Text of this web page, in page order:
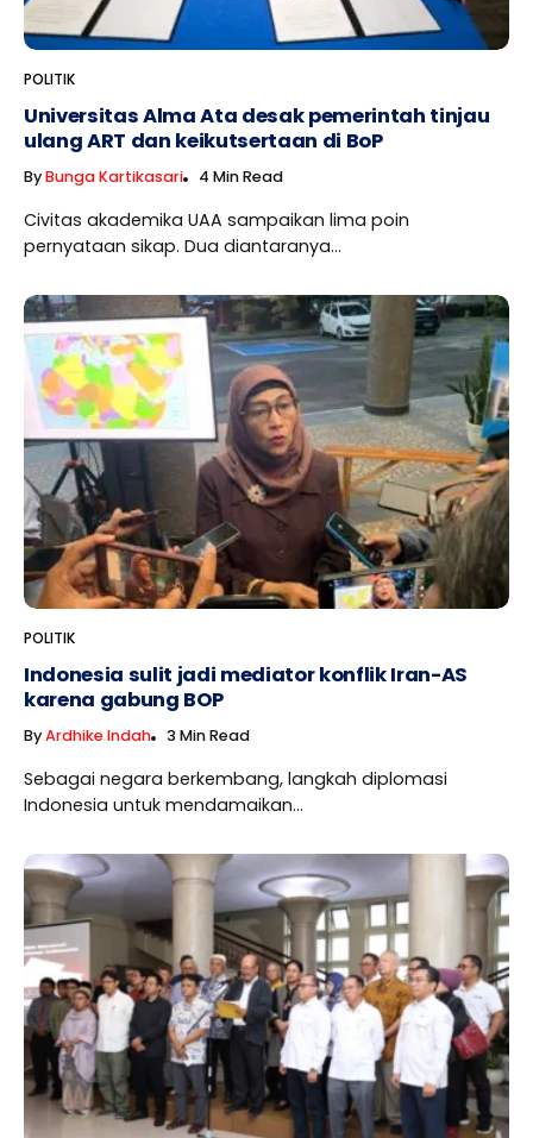
POLITIK
Universitas Alma Ata desak pemerintah tinjau
ulang ART dan keikutsertaan di BoP
ByBunga Kartikasari 4 Min Read
Civitas akademika UAA sampaikan lima poin
pernyataan sikap. Dua diantaranya...
POLITIK
Indonesia sulit jadi mediator konflik Iran-AS
karena gabung BOP
ByArdhike Indah 3 Min Read
Sebagai negara berkembang, langkah diplomasi
Indonesia untuk mendamaikan...